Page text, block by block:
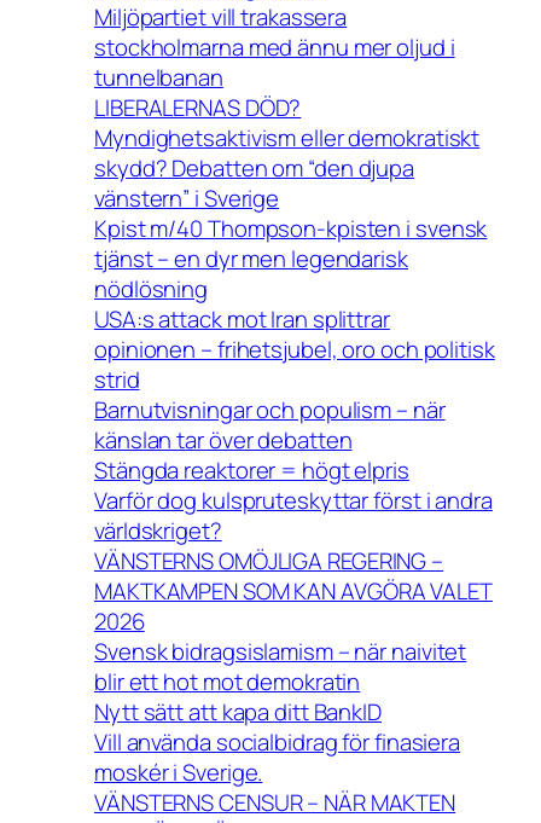
Miljöpartiet vill trakassera
stockholmarna med ännu mer oljud i
tunnelbanan
LIBERALERNAS DÖD?
Myndighetsaktivism eller demokratiskt
skydd? Debatten om “den djupa
vänstern” i Sverige
Kpist m/40 Thompson-kpisten i svensk
tjänst – en dyr men legendarisk
nödlösning
USA:s attack mot Iran splittrar
opinionen – frihetsjubel, oro och politisk
strid
Barnutvisningar och populism – när
känslan tar över debatten
Stängda reaktorer = högt elpris
Varför dog kulspruteskyttar först i andra
världskriget?
VÄNSTERNS OMÖJLIGA REGERING –
MAKTKAMPEN SOM KAN AVGÖRA VALET
2026
Svensk bidragsislamism – när naivitet
blir ett hot mot demokratin
Nytt sätt att kapa ditt BankID
Vill använda socialbidrag för finasiera
moskér i Sverige.
VÄNSTERNS CENSUR – NÄR MAKTEN